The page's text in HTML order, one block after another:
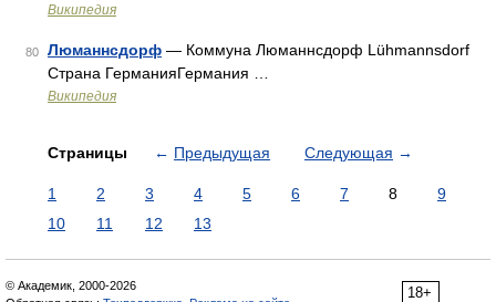
Википедия
80 Люманнсдорф — Коммуна Люманнсдорф Lühmannsdorf
Страна ГерманияГермания …
Википедия
Страницы ← Предыдущая Следующая →
1 2 3 4 5 6 7 8
9
10
11 12 13
18+
© Академик, 2000-2026